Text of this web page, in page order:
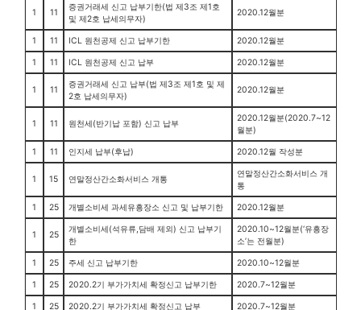
1 11
증권거래세 신고 납부기한(법 제3조 제1호
및 제2호 납세의무자)
2020.12월분
1 11 ICL 원천공제 신고 납부기한 2020.12월분
1 11 ICL 원천공제 신고 납부 2020.12월분
1 11
증권거래세 신고 납부(법 제3조 제1호 및 제
2호 납세의무자)
2020.12월분
1 11 원천세(반기납 포함) 신고 납부
2020.12월분(2020.7~12
월분)
1 11 인지세 납부(후납) 2020.12월 작성분
1 15 연말정산간소화서비스 개통
연말정산간소화서비스 개
통
1 25 개별소비세 과세유흥장소 신고 및 납부기한 2020.12월분
1 25
개별소비세(석유류,담배 제외) 신고 납부기
한
2020.10~12월분(‘유흥장
소’는 전월분)
1 25 주세 신고 납부기한 2020.10~12월분
1 25 2020.2기 부가가치세 확정신고 납부기한 2020.7~12월분
1 25 2020.2기 부가가치세 확정신고 납부 2020.7~12월분